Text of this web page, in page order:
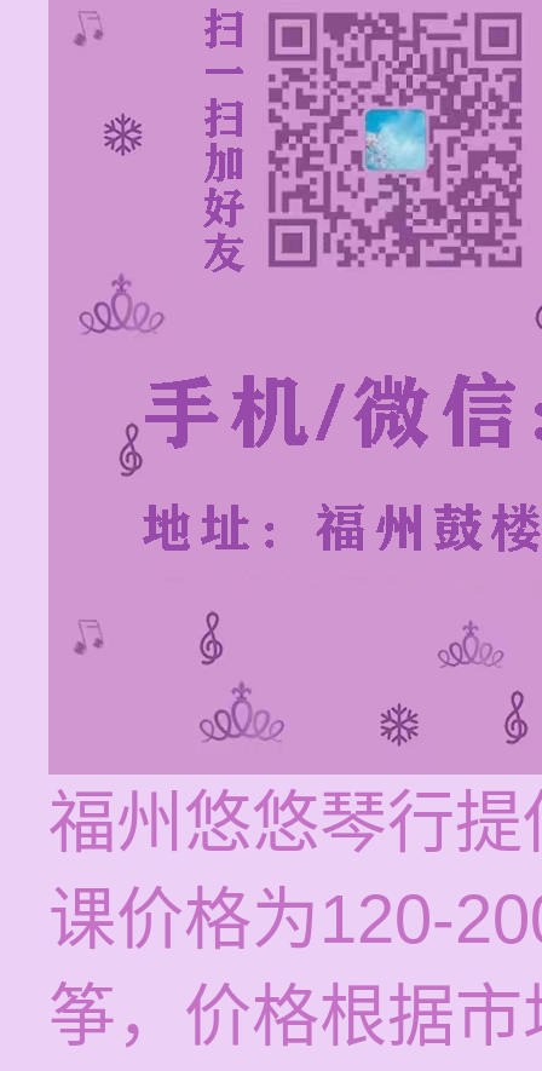
福州悠悠琴行
课价格为120-
筝，价格根据